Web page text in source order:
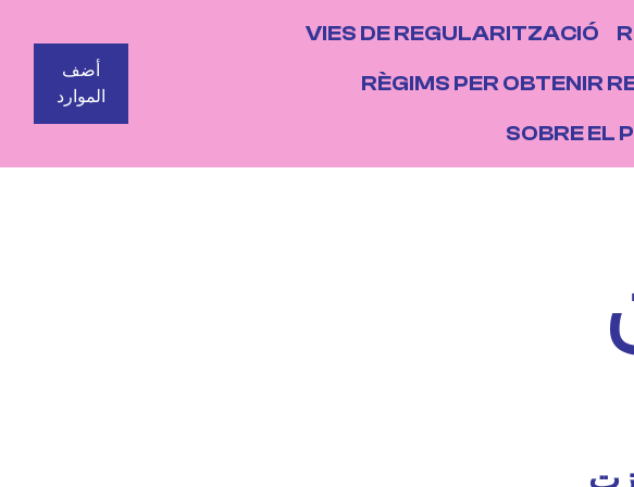
NAVEGACIÓ
VIES DE REGULARITZACIÓ
RÈGIMS PER OBTENIR
SOBRE EL
BOTONS
أضف
الموارد